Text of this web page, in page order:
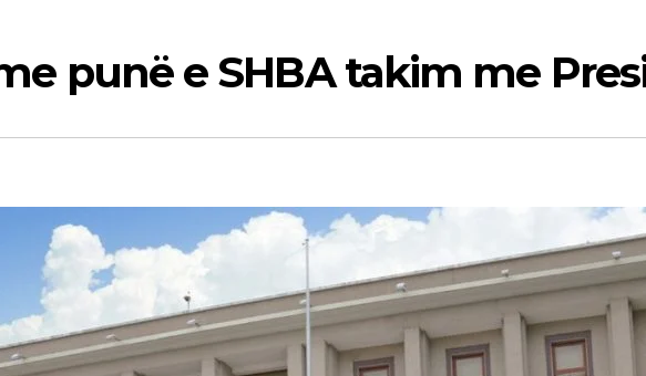
punë e SHBA takim me